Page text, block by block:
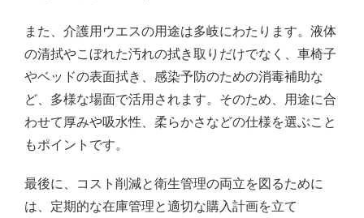
また、介護用ウエスの用途は多岐にわたります。液体
の清拭やこぼれた汚れの拭き取りだけでなく、車椅子
やベッドの表面拭き、感染予防のための消毒補助な
ど、多様な場面で活用されます。そのため、用途に合
わせて厚みや吸水性、柔らかさなどの仕様を選ぶこと
もポイントです。
最後に、コスト削減と衛生管理の両立を図るために
は、定期的な在庫管理と適切な購入計画を立て